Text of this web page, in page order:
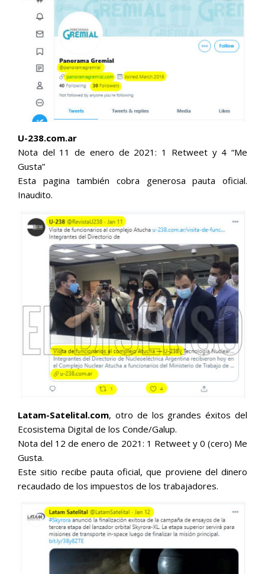
U-238.com.ar
Nota del 11 de enero de 2021: 1 Retweet y 4 “Me
Gusta”
Esta pagina también cobra generosa pauta oficial.
Inaudito.
Latam-Satelital.com, otro de los grandes éxitos del
Ecosistema Digital de los Conde/Galup.
Nota del 12 de enero de 2021: 1 Retweet y 0 (cero) Me
Gusta.
Este sitio recibe pauta oficial, que proviene del dinero
recaudado de los impuestos de los trabajadores.